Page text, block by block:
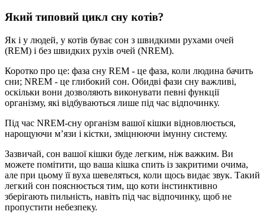
Який типовий цикл сну котів?
Як і у людей, у котів буває сон з швидкими рухами очей
(REM) і без швидких рухів очей (NREM).
Коротко про це: фаза сну REM - це фаза, коли людина бачить
сни; NREM - це глибокий сон. Обидві фази сну важливі,
оскільки вони дозволяють виконувати певні функції
організму, які відбуваються лише під час відпочинку.
Під час NREM-сну організм вашої кішки відновлюється,
нарощуючи м’язи і кістки, зміцнюючи імунну систему.
Зазвичай, сон вашої кішки буде легким, ніж важким. Ви
можете помітити, що ваша кішка спить із закритими очима,
але при цьому її вуха шевеляться, коли щось видає звук. Такий
легкий сон пояснюється тим, що коти інстинктивно
зберігають пильність, навіть під час відпочинку, щоб не
пропустити небезпеку.